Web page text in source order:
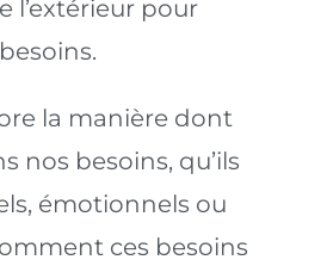
l’extérieur pour
la manière dont
nos besoins, qu’ils
émotionnels ou
ces besoins